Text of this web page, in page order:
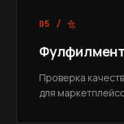
05 / 仓
Проверка
для